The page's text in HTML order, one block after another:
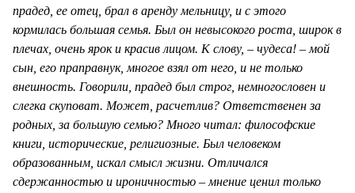
прадед, ее отец, брал в аренду мельницу, и с этого
кормилась большая семья. Был он невысокого роста, широк в
плечах, очень ярок и красив лицом. К слову, – чудеса! – мой
сын, его праправнук, многое взял от него, и не только
внешность. Говорили, прадед был строг, немногословен и
слегка скуповат. Может, расчетлив? Ответственен за
родных, за большую семью? Много читал: философские
книги, исторические, религиозные. Был человеком
образованным, искал смысл жизни. Отличался
сдержанностью и ироничностью – мнение ценил только